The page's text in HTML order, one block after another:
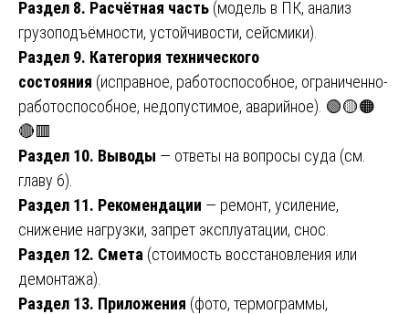
Раздел 8. Расчётная часть (модель в ПК, анализ
грузоподъёмности, устойчивости, сейсмики).
Раздел 9. Категория технического
состояния (исправное, работоспособное, ограниченно-
работоспособное, недопустимое, аварийное). 🟢🟡🟠
🔴🟥
Раздел 10. Выводы — ответы на вопросы суда (см.
главу 6).
Раздел 11. Рекомендации — ремонт, усиление,
снижение нагрузки, запрет эксплуатации, снос.
Раздел 12. Смета (стоимость восстановления или
демонтажа).
Раздел 13. Приложения (фото, термограммы,